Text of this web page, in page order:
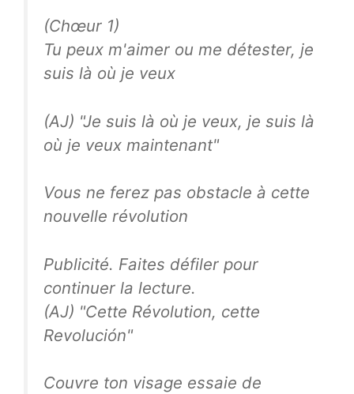
(Chœur 1)
Tu peux m'aimer ou me détester, je
suis là où je veux
(AJ) "Je suis là où je veux, je suis là
où je veux maintenant"
Vous ne ferez pas obstacle à cette
nouvelle révolution
Publicité. Faites défiler pour
continuer la lecture.
(AJ) "Cette Révolution, cette
Revolución"
Couvre ton visage essaie de